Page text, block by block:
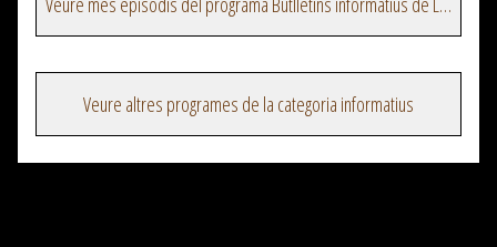
Veure altres programes de la categoria informatius